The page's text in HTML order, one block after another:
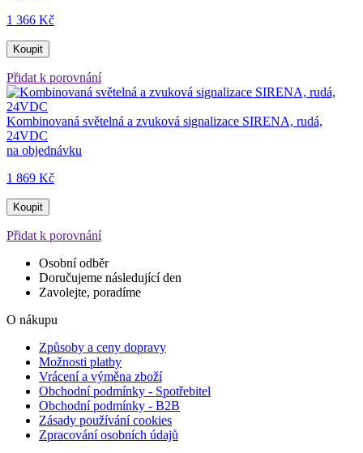
1 366 Kč
Koupit
Přidat k porovnání
Kombinovaná světelná a zvuková signalizace SIRENA, rudá,
24VDC
na objednávku
1 869 Kč
Koupit
Přidat k porovnání
Osobní odběr
Doručujeme následující den
Zavolejte, poradíme
O nákupu
Způsoby a ceny dopravy
Možnosti platby
Vrácení a výměna zboží
Obchodní podmínky - Spotřebitel
Obchodní podmínky - B2B
Zásady používání cookies
Zpracování osobních údajů